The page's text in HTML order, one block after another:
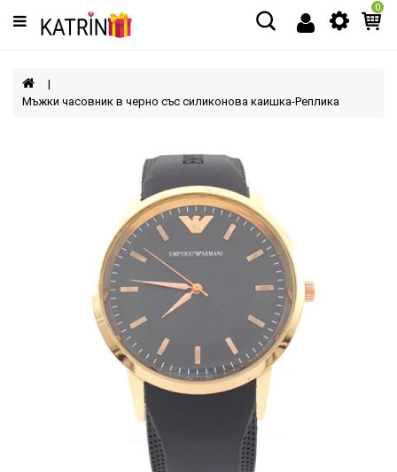
Категории
МЪЖЕ
0
Мъжки часовник в черно със силиконова каишка-Реплика